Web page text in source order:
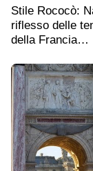
Stile Rococò:
riflesso delle
della Francia…